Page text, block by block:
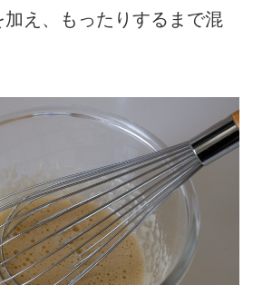
加え、もったりするまで混